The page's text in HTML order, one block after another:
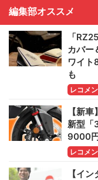
編集部オススメ
「
カバー
ワイト
も
レコメ
【新
新型「
9000
レコメ
【イ